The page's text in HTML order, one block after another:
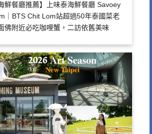
鮮餐廳推薦】上味泰海鮮餐廳 Savoey
｜BTS Chit Lom站超過50年泰國菜老
佛附近必吃咖哩蟹，二訪依舊美味